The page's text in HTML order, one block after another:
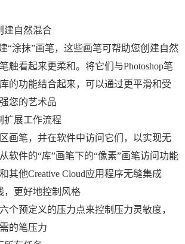
建自然混合
“涂抹”画笔，这些画笔可帮助您创建自然
触看起来更柔和。将它们与Photoshop笔
库的功能结合起来，可以通过更平滑和受
您的艺术品
扩展工作流程
画笔，并在软件中访问它们，以实现无
软件的“库”画笔下的“像素”画笔访问功能
其他Creative Cloud应用程序无缝集成
，更好地控制风格
个预定义的压力点来控制压力灵敏度，
的笔压力